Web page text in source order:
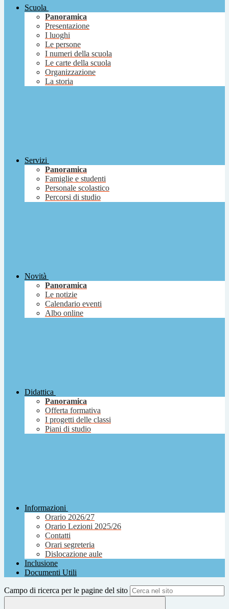
Scuola
Panoramica
Presentazione
I luoghi
Le persone
I numeri della scuola
Le carte della scuola
Organizzazione
La storia
Servizi
Panoramica
Famiglie e studenti
Personale scolastico
Percorsi di studio
Novità
Panoramica
Le notizie
Calendario eventi
Albo online
Didattica
Panoramica
Offerta formativa
I progetti delle classi
Piani di studio
Informazioni
Orario 2026/27
Orario Lezioni 2025/26
Contatti
Orari segreteria
Dislocazione aule
Inclusione
Documenti Utili
Campo di ricerca per le pagine del sito